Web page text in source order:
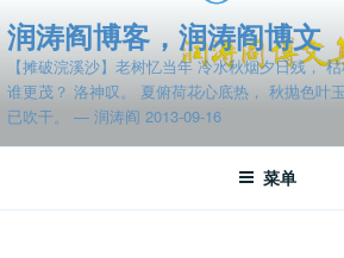
至
容
润涛阎博客，润涛阎博文
【摊破浣溪沙】老树忆当年 冷水秋烟夕日残，
谁更茂？ 洛神叹。 夏俯荷花心底热， 秋抛色叶
已吹干。 — 润涛阎 2013-09-16
菜单